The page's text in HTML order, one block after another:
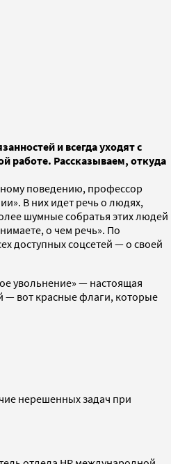
и всегда уходят с
работе. Рассказываем, откуда
поведению, профессор
В них идет речь о людях,
шумные собратья этих людей
о чем речь». По
доступных соцсетей — о своей
увольнение» — настоящая
— вот красные флаги, которые
нерешенных задач при